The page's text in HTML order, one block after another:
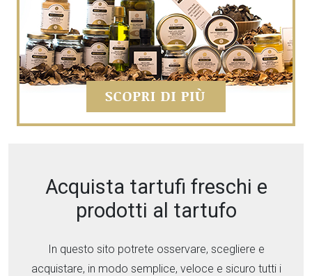
Acquista tartufi freschi e
prodotti al tartufo
In questo sito potrete osservare, scegliere e
acquistare, in modo semplice, veloce e sicuro tutti i